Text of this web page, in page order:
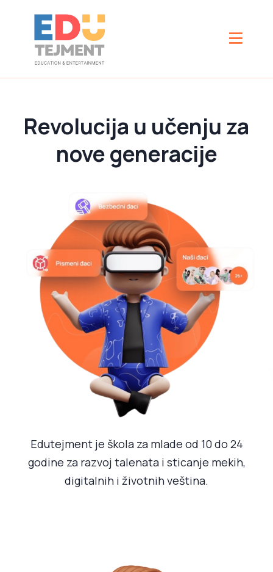
Revolucija u učenju za
nove generacije
Edutejment je škola za mlade od 10 do 24
godine za razvoj talenata i sticanje mekih,
digitalnih i životnih veština.